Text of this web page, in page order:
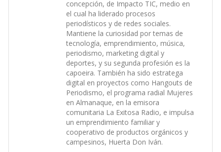
concepción, de Impacto TIC, medio en
el cual ha liderado procesos
periodísticos y de redes sociales.
Mantiene la curiosidad por temas de
tecnología, emprendimiento, música,
periodismo, marketing digital y
deportes, y su segunda profesión es la
capoeira. También ha sido estratega
digital en proyectos como Hangouts de
Periodismo, el programa radial Mujeres
en Almanaque, en la emisora
comunitaria La Exitosa Radio, e impulsa
un emprendimiento familiar y
cooperativo de productos orgánicos y
campesinos, Huerta Don Iván.